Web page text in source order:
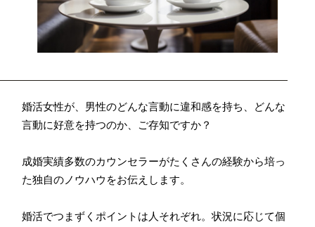
婚活女性が、男性のどんな言動に違和感を持ち、どんな
言動に好意を持つのか、ご存知ですか？
成婚実績多数のカウンセラーがたくさんの経験から培っ
た独自のノウハウをお伝えします。
婚活でつまずくポイントは人それぞれ。状況に応じて個